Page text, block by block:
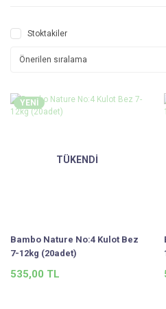
Stoktakiler
YENİ
TÜKENDİ
Bambo Nature No:4 Kulot Bez
7-12kg (20adet)
535,00 TL